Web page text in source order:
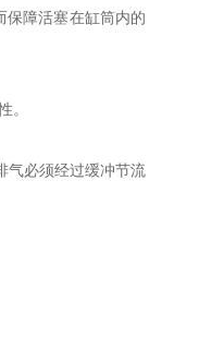
保障活塞在缸筒内的
。
气必须经过缓冲节流